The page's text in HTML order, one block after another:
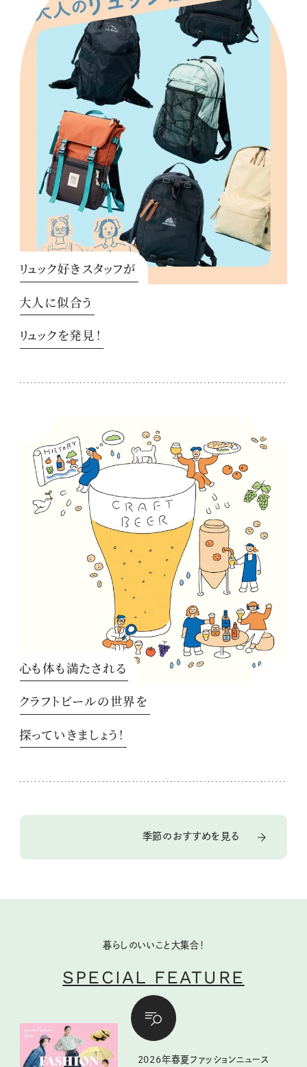
リュック好きスタッフが
大人に似合う
リュックを発見！
心も体も満たされる
クラフトビールの世界を
探っていきましょう！
季節のおすすめを見る
暮らしのいいこと大集合！
SPECIAL FEATURE
2026年春夏ファッションニュース